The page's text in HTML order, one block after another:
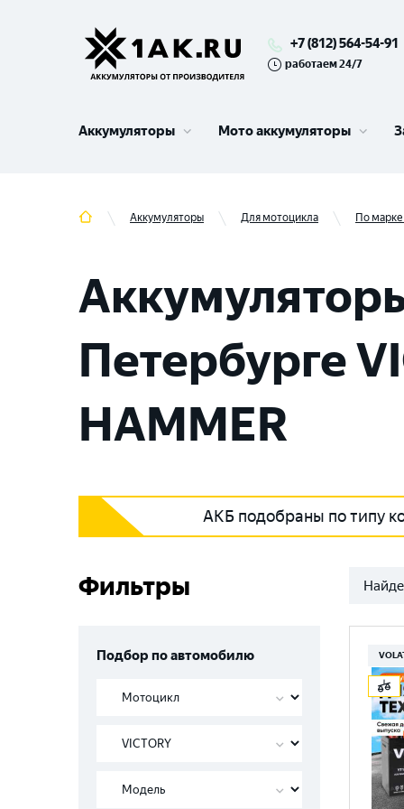
+7 (812) 564-54-91
работаем 24/7
Аккумуляторы Мото аккумуляторы
Аккумуляторы Для мотоцикла По
Петербурге
HAMMER
АКБ подобраны по типу
Фильтры
Подбор по автомобилю